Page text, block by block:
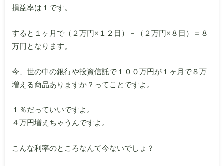
損益率は１です。
すると１ヶ月で（２万円×１２日）－（２万円×８日）＝８
万円となります。
今、世の中の銀行や投資信託で１００万円が１ヶ月で８万
増える商品ありますか？ってことですよ。
１％だっていいですよ。
４万円増えちゃうんですよ。
こんな利率のところなんて今ないでしょ？